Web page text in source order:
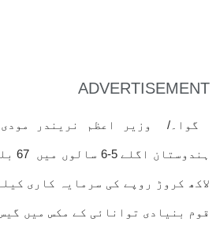
ADVERTISEMENT
گوا۔/ وزیر اعظم نریندر
لاکھ کروڑ روپے کی سرمایہ کاری
قوم بنیادی توانائی کے مکس میں